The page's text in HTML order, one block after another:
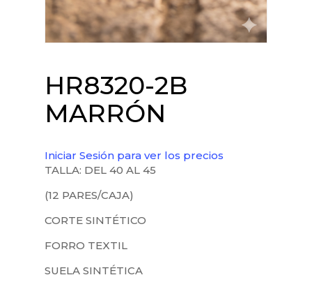
HR8320-2B
MARRÓN
Iniciar Sesión para ver los precios
TALLA: DEL 40 AL 45
(12 PARES/CAJA)
CORTE SINTÉTICO
FORRO TEXTIL
SUELA SINTÉTICA